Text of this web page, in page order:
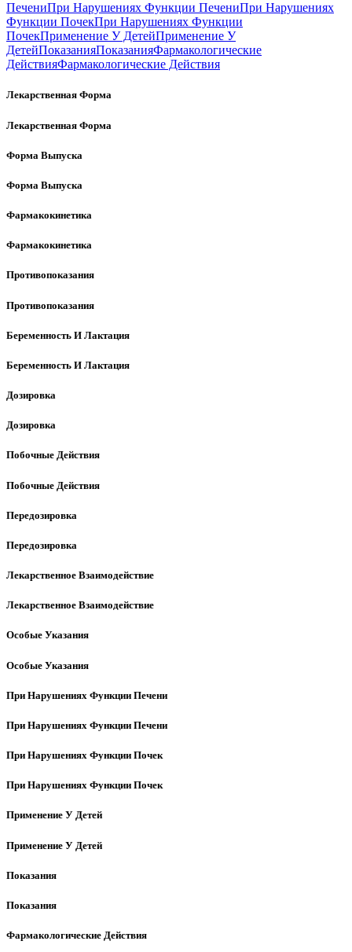
ПечениПри Нарушениях Функции ПечениПри Нарушениях
Функции ПочекПри Нарушениях Функции
ПочекПрименение У ДетейПрименение У
ДетейПоказанияПоказанияФармакологические
ДействияФармакологические Действия
Лекарственная Форма
Лекарственная Форма
Форма Выпуска
Форма Выпуска
Фармакокинетика
Фармакокинетика
Противопоказания
Противопоказания
Беременность И Лактация
Беременность И Лактация
Дозировка
Дозировка
Побочные Действия
Побочные Действия
Передозировка
Передозировка
Лекарственное Взаимодействие
Лекарственное Взаимодействие
Особые Указания
Особые Указания
При Нарушениях Функции Печени
При Нарушениях Функции Печени
При Нарушениях Функции Почек
При Нарушениях Функции Почек
Применение У Детей
Применение У Детей
Показания
Показания
Фармакологические Действия